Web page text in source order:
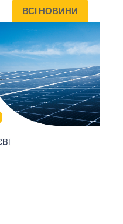
ВСІ НОВИНИ